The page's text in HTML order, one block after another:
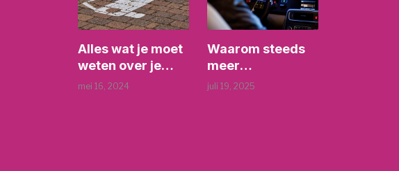
Alles wat je moet
weten over je
autobatterij
mei 16, 2024
Waarom steeds
meer
particulieren
juli 19, 2025